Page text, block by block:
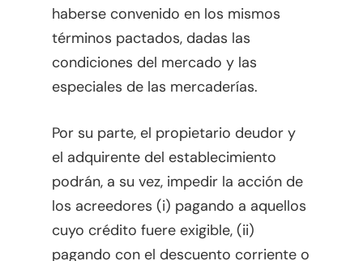
haberse convenido en los mismos
términos pactados, dadas las
condiciones del mercado y las
especiales de las mercaderías.
Por su parte, el propietario deudor y
el adquirente del establecimiento
podrán, a su vez, impedir la acción de
los acreedores (i) pagando a aquellos
cuyo crédito fuere exigible, (ii)
pagando con el descuento corriente o